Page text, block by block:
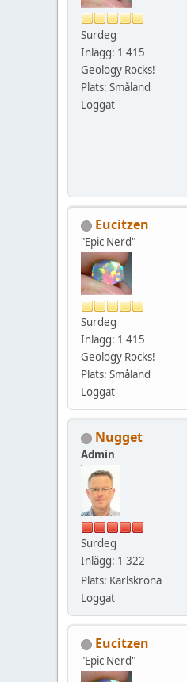
Surdeg
Inlägg: 1 415
Geology Rocks!
Plats: Småland
Loggat
Eucitzen
"Epic Nerd"
Surdeg
Inlägg: 1 415
Geology Rocks!
Plats: Småland
Loggat
Nugget
Admin
Surdeg
Inlägg: 1 322
Plats: Karlskrona
Loggat
Eucitzen
"Epic Nerd"